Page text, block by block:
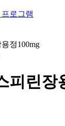
로그램
피린장